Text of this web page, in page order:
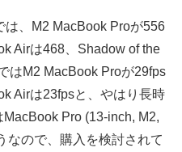
は、M2 MacBook Proが556
Airは468、Shadow of the
はM2 MacBook Proが29fps
Airは23fpsと、やはり長時
Pro (13-inch, M2,
なので、購入を検討されて